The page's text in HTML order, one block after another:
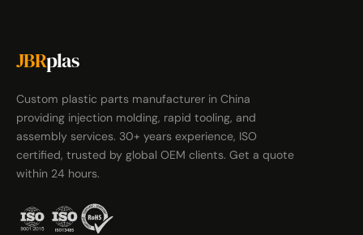
JBRplas
Custom plastic parts manufacturer in China
providing injection molding, rapid tooling, and
assembly services. 30+ years experience, ISO
certified, trusted by global OEM clients. Get a quote
within 24 hours.